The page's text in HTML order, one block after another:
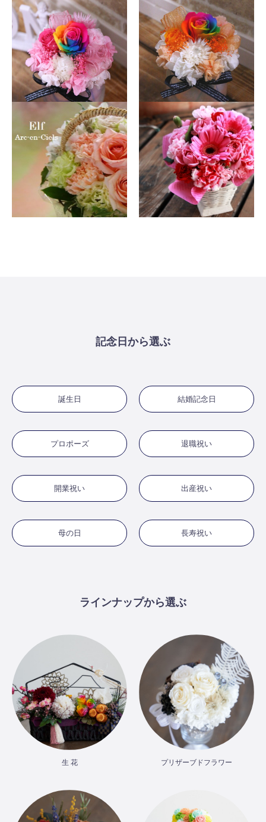
記念日から選ぶ
誕生日 結婚記念日
プロポーズ 退職祝い
開業祝い 出産祝い
母の日 長寿祝い
ラインナップから選ぶ
生 花 プリザーブドフラワー